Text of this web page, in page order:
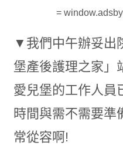
=
▼我們中午辦妥出
堡產後護理之家」
愛兒堡的工作人員
時間與需不需要準
常從容啊!